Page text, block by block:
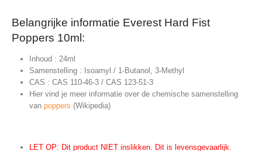
Belangrijke informatie Everest Hard Fist
Poppers 10ml:
Inhoud : 24ml
Samenstelling : Isoamyl / 1-Butanol, 3-Methyl
CAS : CAS 110-46-3 / CAS 123-51-3
Hier vind je meer informatie over de chemische samenstelling
van poppers (Wikipedia)
LET OP: Dit product NIET inslikken. Dit is levensgevaarlijk.